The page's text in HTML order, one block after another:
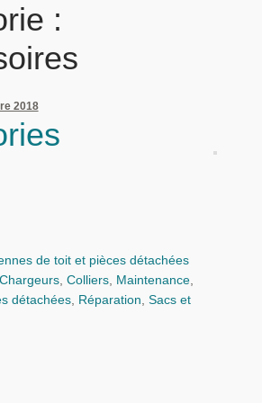
:
2018
de toit et pièces détachées
Chargeurs, Colliers, Maintenance,
détachées, Réparation, Sacs et